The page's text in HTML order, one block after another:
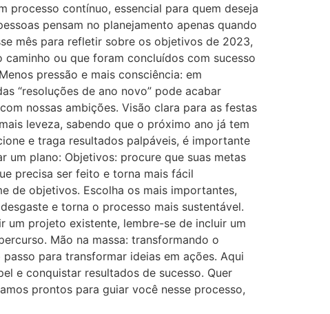
processo contínuo, essencial para quem deseja
pensam no planejamento apenas quando
mês para refletir sobre os objetivos de 2023,
ou que foram concluídos com sucesso
pressão e mais consciência: em
“resoluções de ano novo” pode acabar
nossas ambições. Visão clara para as festas
leveza, sabendo que o próximo ano já tem
e traga resultados palpáveis, é importante
um plano: Objetivos: procure que suas metas
precisa ser feito e torna mais fácil
de objetivos. Escolha os mais importantes,
e torna o processo mais sustentável.
um projeto existente, lembre-se de incluir um
Mão na massa: transformando o
para transformar ideias em ações. Aqui
e conquistar resultados de sucesso. Quer
prontos para guiar você nesse processo,